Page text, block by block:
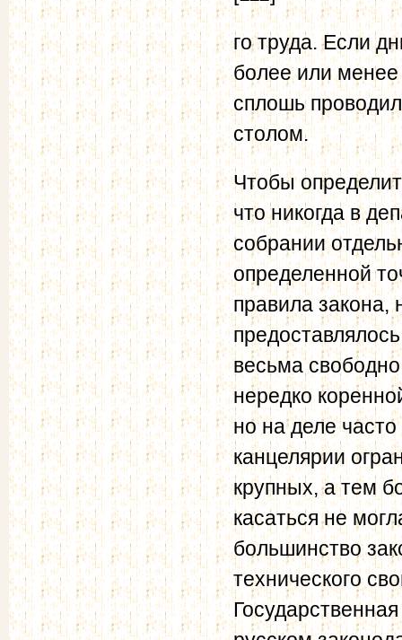
го труда. Если
более или
сплошь
столом.
Чтобы
что никогда в
собрании
определенной
правила
весьма
нередко
но на деле
канцелярии
крупных, а тем
касаться не
большинство
технического